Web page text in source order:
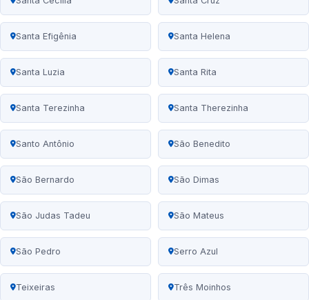
Santa Efigênia Santa Helena
Santa Luzia Santa Rita
Santa Terezinha Santa Therezinha
Santo Antônio São Benedito
São Bernardo São Dimas
São Judas Tadeu São Mateus
São Pedro Serro Azul
Teixeiras Três Moinhos